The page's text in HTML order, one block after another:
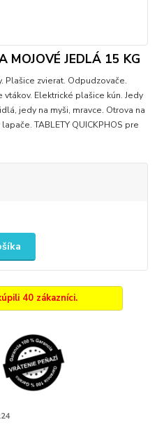
MOJOVÉ JEDLÁ 15 KG
Plašice zvierat. Odpudzovače.
vtákov. Elektrické plašice kún. Jedy
jedy na myši, mravce. Otrova na
TABLETY QUICKPHOS pre
40 zákazníci.